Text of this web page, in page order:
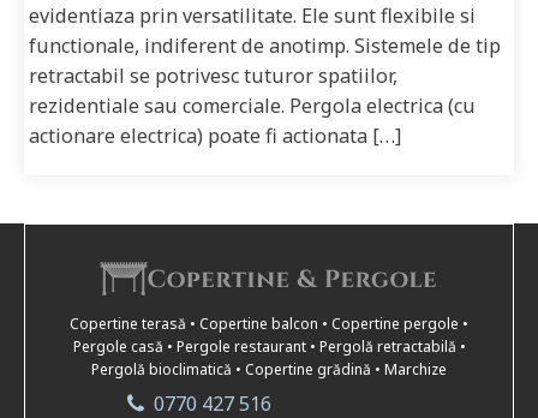
evidentiaza prin versatilitate. Ele sunt flexibile si
functionale, indiferent de anotimp. Sistemele de tip
retractabil se potrivesc tuturor spatiilor,
rezidentiale sau comerciale. Pergola electrica (cu
actionare electrica) poate fi actionata […]
Copertine terasă • Copertine balcon • Copertine pergole •
Pergole casă • Pergole restaurant • Pergolă retractabilă •
Pergolă bioclimatică • Copertine grădină • Marchize
0770 427 516